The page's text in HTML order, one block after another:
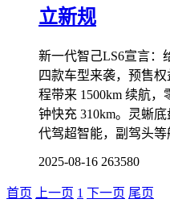
立新规
新一代智己LS6宣言：
四款车型来袭，预售权
程带来 1500km 续航，
钟快充 310km。灵蜥
代驾超智能，副驾头等
2025-08-16 263580
首页 上一页 1 下一页 尾页